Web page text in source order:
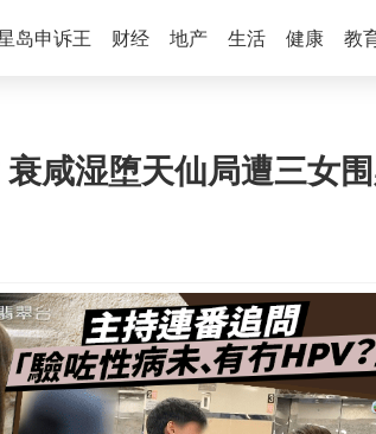
岛申诉王 财经 地产 生活 健康 教
咸湿堕天仙局遭三女